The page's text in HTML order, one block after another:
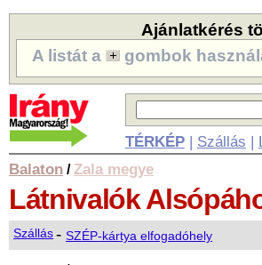
Ajánlatkérés
A listát a
gombok
TÉRKÉP| Szállás |
Balaton /Zala megye
Látnivalók
Szállás- SZÉP-kártya elfogadóhely